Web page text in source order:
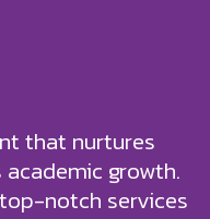
that nurtures
growth.
notch services